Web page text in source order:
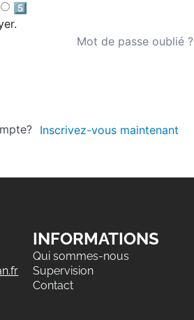
5️⃣
Mot de passe oublié ?
Inscrivez-vous maintenant
INFORMATIONS
Qui sommes-nous
Supervision
Contact